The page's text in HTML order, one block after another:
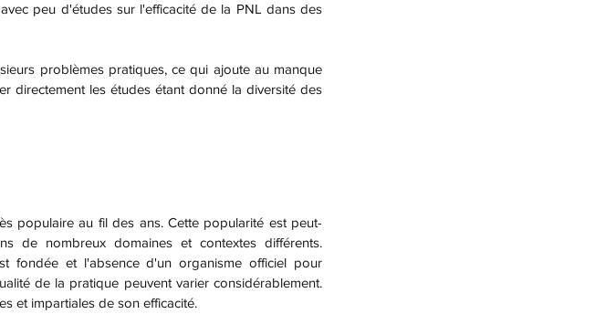
peu d'études sur l'efficacité de la PNL dans des
directement les études étant donné la diversité des
de nombreux domaines et contextes différents.
fondée et l'absence d'un organisme officiel pour
de la pratique peuvent varier considérablement.
et impartiales de son efficacité.